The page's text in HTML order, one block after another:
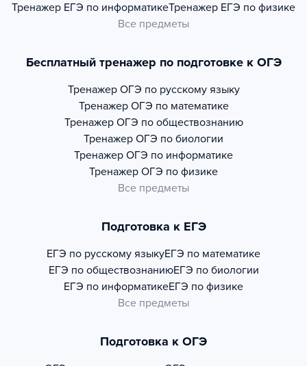
Тренажер ЕГЭ по информатикеТренажер ЕГЭ по физике
Все предметы
Бесплатный тренажер по подготовке к ОГЭ
Тренажер ОГЭ по русскому языку
Тренажер ОГЭ по математике
Тренажер ОГЭ по обществознанию
Тренажер ОГЭ по биологии
Тренажер ОГЭ по информатике
Тренажер ОГЭ по физике
Все предметы
Подготовка к ЕГЭ
ЕГЭ по русскому языкуЕГЭ по математике
ЕГЭ по обществознаниюЕГЭ по биологии
ЕГЭ по информатикеЕГЭ по физике
Все предметы
Подготовка к ОГЭ